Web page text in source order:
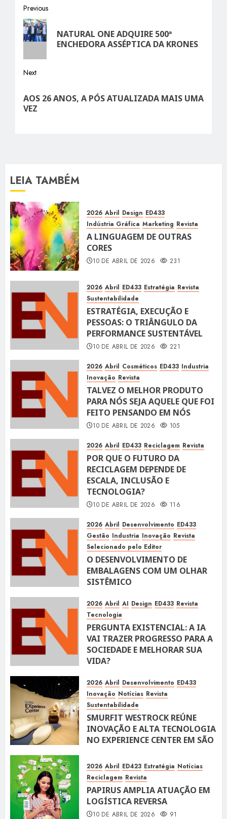
Post
navigation
Previous
Previous
post:
NATURAL ONE ADQUIRE 500ª
ENCHEDORA ASSÉPTICA DA KRONES
Next
post:
AOS 26 ANOS, A PÓS ATUALIZADA MAIS UMA
VEZ
LEIA TAMBÉM
2026 Abril Design ED433
Indústria Gráfica Marketing Revista
A LINGUAGEM DE OUTRAS
CORES
10 DE ABRIL DE 2026 231
2026 Abril ED433 Estratégia Revista
Sustentabilidade
ESTRATÉGIA, EXECUÇÃO E
PESSOAS: O TRIÂNGULO DA
PERFORMANCE SUSTENTÁVEL
10 DE ABRIL DE 2026 221
2026 Abril Cosméticos ED433 Industria
Inovação Revista
TALVEZ O MELHOR PRODUTO
PARA NÓS SEJA AQUELE QUE FOI
FEITO PENSANDO EM NÓS
10 DE ABRIL DE 2026 105
2026 Abril ED433 Reciclagem Revista
POR QUE O FUTURO DA
RECICLAGEM DEPENDE DE
ESCALA, INCLUSÃO E
TECNOLOGIA?
10 DE ABRIL DE 2026 116
2026 Abril Desenvolvimento ED433
Gestão Industria Inovação Revista
Selecionado pelo Editor
O DESENVOLVIMENTO DE
EMBALAGENS COM UM OLHAR
SISTÊMICO
2026 Abril AI Design ED433 Revista
Tecnologia
PERGUNTA EXISTENCIAL: A IA
VAI TRAZER PROGRESSO PARA A
SOCIEDADE E MELHORAR SUA
VIDA?
2026 Abril Desenvolvimento ED433
Inovação Notícias Revista
Sustentabilidade
SMURFIT WESTROCK REÚNE
INOVAÇÃO E ALTA TECNOLOGIA
NO EXPERIENCE CENTER EM SÃO
10 DE ABRIL DE 2026 118
2026 Abril ED423 Estratégia Notícias
Reciclagem Revista
PAPIRUS AMPLIA ATUAÇÃO EM
LOGÍSTICA REVERSA
10 DE ABRIL DE 2026 91